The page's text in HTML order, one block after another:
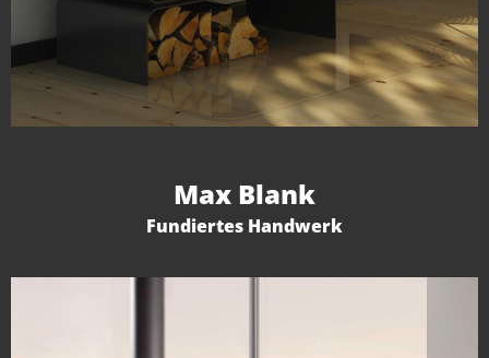
Max Blank
Fundiertes Handwerk